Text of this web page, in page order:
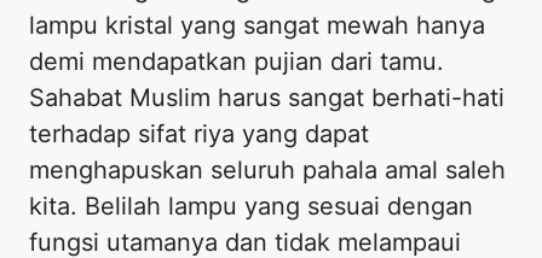
lampu kristal yang sangat mewah hanya
demi mendapatkan pujian dari tamu.
Sahabat Muslim harus sangat berhati-hati
terhadap sifat riya yang dapat
menghapuskan seluruh pahala amal saleh
kita. Belilah lampu yang sesuai dengan
fungsi utamanya dan tidak melampaui